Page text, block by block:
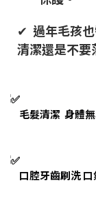
✔ 過年毛孩
清潔還是不要
毛髮清潔 身體
口腔牙齒刷洗